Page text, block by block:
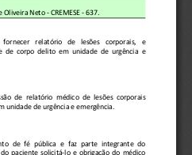
Oliveira Neto - CREMESE - 637.
relatório   de   lesões   co
rporais,   e
de corpo delito em unidade de urgência e
de relatório médico de lesões corporais
unidade de urgência e emergência.
de fé  pública  e faz parte integrante do
paciente solicitá-lo e obrigação do médico